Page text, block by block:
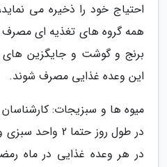
احتیاج خود را ذخیره می
همه گروه های تغذیه ای مصرف
برنج و گوشت و جایگزین های
این وعده غذایی مصرف شوند.
میوه ها و سبزیجات:
در هر وعده غذایی در ماه